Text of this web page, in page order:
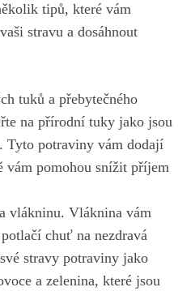
tipů, které‍ vám
stravu a dosáhnout
tuků a přebytečného
na přírodní tuky jako jsou
Tyto potraviny vám ‌dodají‍
​vám pomohou snížit⁤ příjem
vlákninu. Vláknina vám
chuť na nezdravá
své stravy potraviny jako
a ⁣zelenina, které jsou